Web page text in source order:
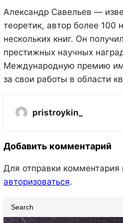
Александр Савельев —
теоретик, автор более 100
нескольких книг. Он
престижных научных
Международную премию
за свои работы в области
pristroykin_
Добавить комментарий
Для отправки
авторизоваться.
e